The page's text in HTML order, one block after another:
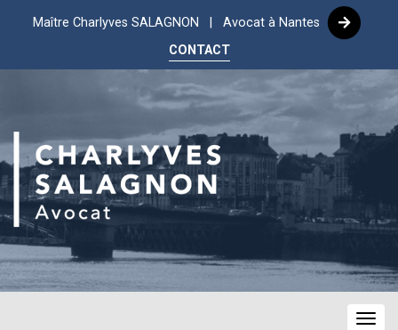
Maître Charlyves SALAGNON | Avocat à Nantes
CONTACT